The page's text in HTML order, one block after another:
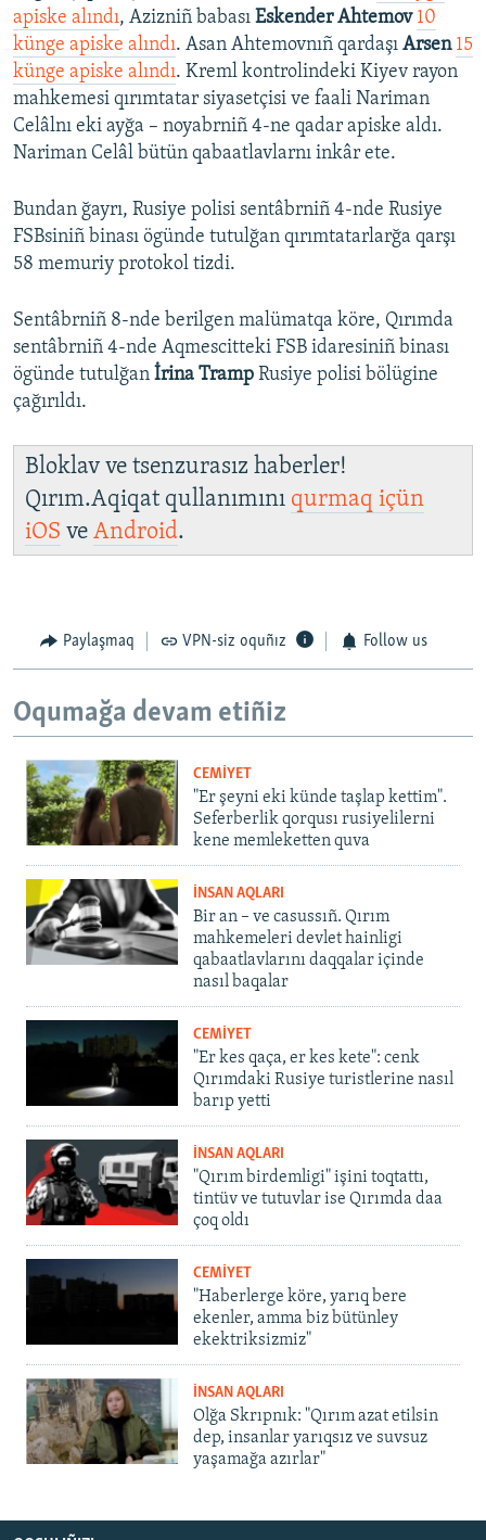
s
s
l
i
d
e
d
e
apiske alındı, Azizniñ babası Eskender Ahtemov 10
künge apiske alındı. Asan Ahtemovnıñ qardaşı Arsen 15
künge apiske alındı. Kreml kontrolindeki Kiyev rayon
mahkemesi qırımtatar siyasetçisi ve faali Nariman
Celâlnı eki ayğa – noyabrniñ 4-ne qadar apiske aldı.
Nariman Celâl bütün qabaatlavlarnı inkâr ete.
Bundan ğayrı, Rusiye polisi sentâbrniñ 4-nde Rusiye
FSBsiniñ binası ögünde tutulğan qırımtatarlarğa qarşı
58 memuriy protokol tizdi.
Sentâbrniñ 8-nde berilgen malümatqa köre, Qırımda
sentâbrniñ 4-nde Aqmescitteki FSB idaresiniñ binası
ögünde tutulğan İrina Tramp Rusiye polisi bölügine
çağırıldı.
Bloklav ve tsenzurasız haberler!
Qırım.Aqiqat qullanımını qurmaq içün
iOS ve Android.
Paylaşmaq VPN-siz oquñız Follow us
Oqumağa devam etiñiz
CEMİYET
"Er şeyni eki künde taşlap kettim".
Seferberlik qorqusı rusiyelilerni
kene memleketten quva
İNSAN AQLARI
Bir an – ve casussıñ. Qırım
mahkemeleri devlet hainligi
qabaatlavlarını daqqalar içinde
nasıl baqalar
CEMİYET
"Er kes qaça, er kes kete": cenk
Qırımdaki Rusiye turistlerine nasıl
barıp yetti
İNSAN AQLARI
"Qırım birdemligi" işini toqtattı,
tintüv ve tutuvlar ise Qırımda daa
çoq oldı
CEMİYET
"Haberlerge köre, yarıq bere
ekenler, amma biz bütünley
ekektriksizmiz"
İNSAN AQLARI
Olğa Skrıpnık: "Qırım azat etilsin
dep, insanlar yarıqsız ve suvsuz
yaşamağa azırlar"